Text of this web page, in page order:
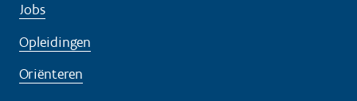
Jobs
Opleidingen
Oriënteren